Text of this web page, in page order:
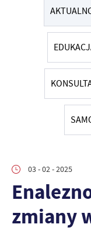
03 - 02 - 2025
zmiany